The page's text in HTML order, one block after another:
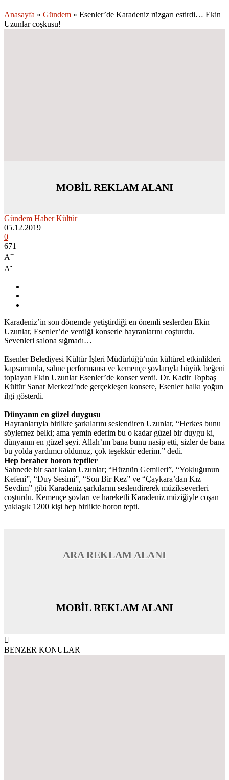
Anasayfa » Gündem » Esenler’de Karadeniz rüzgarı estirdi… Ekin
Uzunlar coşkusu!
MOBİL REKLAM ALANI
Gündem Haber Kültür
05.12.2019
0
671
A+
A-
Karadeniz’in son dönemde yetiştirdiği en önemli seslerden Ekin
Uzunlar, Esenler’de verdiği konserle hayranlarını coşturdu.
Sevenleri salona sığmadı…
Esenler Belediyesi Kültür İşleri Müdürlüğü’nün kültürel etkinlikleri
kapsamında, sahne performansı ve kemençe şovlarıyla büyük beğeni
toplayan Ekin Uzunlar Esenler’de konser verdi. Dr. Kadir Topbaş
Kültür Sanat Merkezi’nde gerçekleşen konsere, Esenler halkı yoğun
ilgi gösterdi.
Dünyanın en güzel duygusu
Hayranlarıyla birlikte şarkılarını seslendiren Uzunlar, “Herkes bunu
söylemez belki; ama yemin ederim bu o kadar güzel bir duygu ki,
dünyanın en güzel şeyi. Allah’ım bana bunu nasip etti, sizler de bana
bu yolda yardımcı oldunuz, çok teşekkür ederim.” dedi.
Hep beraber horon teptiler
Sahnede bir saat kalan Uzunlar; “Hüznün Gemileri”, “Yokluğunun
Kefeni”, “Duy Sesimi”, “Son Bir Kez” ve “Çaykara’dan Kız
Sevdim” gibi Karadeniz şarkılarını seslendirerek müzikseverleri
coşturdu. Kemençe şovları ve hareketli Karadeniz müziğiyle coşan
yaklaşık 1200 kişi hep birlikte horon tepti.
ARA REKLAM ALANI
MOBİL REKLAM ALANI
BENZER KONULAR